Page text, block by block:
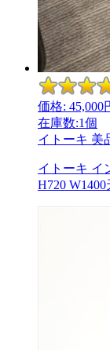
価格: 45,000
在庫数:1個
イトーキ 美
イトーキ イ
H720